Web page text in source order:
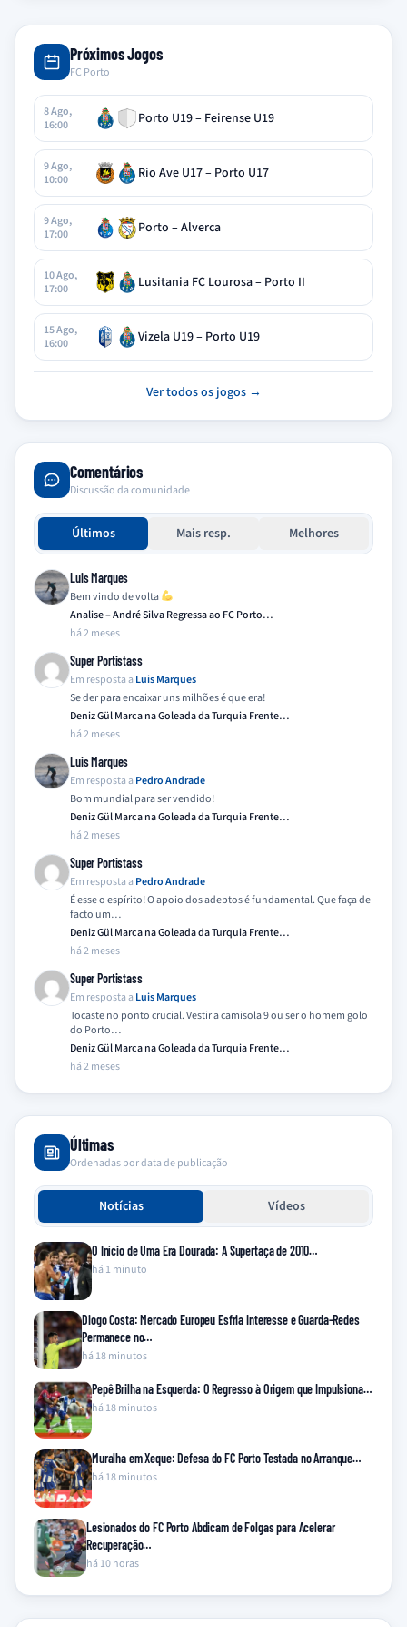
Próximos Jogos
FC Porto
8 Ago,
16:00
Porto U19 – Feirense U19
9 Ago,
10:00
Rio Ave U17 – Porto U17
9 Ago,
17:00
Porto – Alverca
10 Ago,
17:00
Lusitania FC Lourosa – Porto II
15 Ago,
16:00
Vizela U19 – Porto U19
Ver todos os jogos →
Comentários
Discussão da comunidade
Últimos Mais resp. Melhores
Luis Marques
Bem vindo de volta
Analise – André Silva Regressa ao FC Porto…
há 2 meses
Super Portistass
Em resposta a Luis Marques
Se der para encaixar uns milhões é que era!
Deniz Gül Marca na Goleada da Turquia Frente…
há 2 meses
Luis Marques
Em resposta a Pedro Andrade
Bom mundial para ser vendido!
Deniz Gül Marca na Goleada da Turquia Frente…
há 2 meses
Super Portistass
Em resposta a Pedro Andrade
É esse o espírito! O apoio dos adeptos é fundamental. Que faça de
facto um…
Deniz Gül Marca na Goleada da Turquia Frente…
há 2 meses
Super Portistass
Em resposta a Luis Marques
Tocaste no ponto crucial. Vestir a camisola 9 ou ser o homem golo
do Porto…
Deniz Gül Marca na Goleada da Turquia Frente…
há 2 meses
Últimas
Ordenadas por data de publicação
Notícias Vídeos
O Início de Uma Era Dourada: A Supertaça de 2010…
há 1 minuto
Diogo Costa: Mercado Europeu Esfria Interesse e Guarda-Redes
Permanece no…
há 18 minutos
Pepê Brilha na Esquerda: O Regresso à Origem que Impulsiona…
há 18 minutos
Muralha em Xeque: Defesa do FC Porto Testada no Arranque…
há 18 minutos
Lesionados do FC Porto Abdicam de Folgas para Acelerar
Recuperação…
há 10 horas